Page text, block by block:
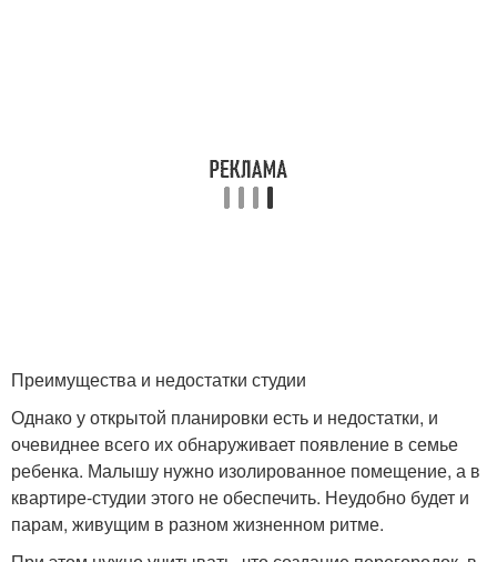
Преимущества и недостатки студии
Однако у открытой планировки есть и недостатки, и
очевиднее всего их обнаруживает появление в семье
ребенка. Малышу нужно изолированное помещение, а в
квартире-студии этого не обеспечить. Неудобно будет и
парам, живущим в разном жизненном ритме.